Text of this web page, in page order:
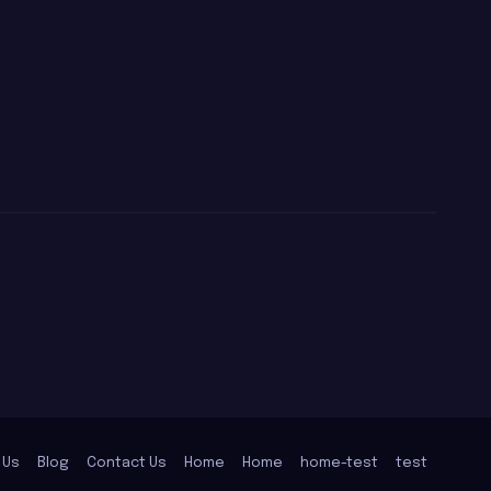
Blog Contact Us Home Home home-test test